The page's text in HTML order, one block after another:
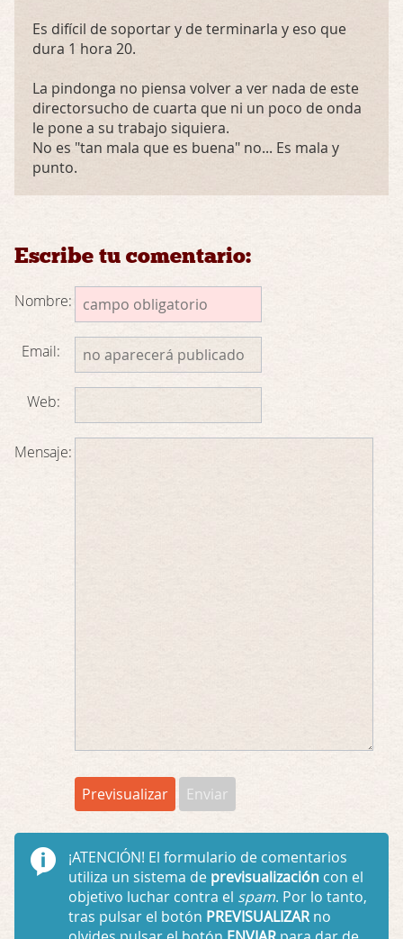
Es difícil de soportar y de terminarla y eso que
dura 1 hora 20.
La pindonga no piensa volver a ver nada de este
directorsucho de cuarta que ni un poco de onda
le pone a su trabajo siquiera.
No es "tan mala que es buena" no... Es mala y
punto.
Escribe tu comentario:
Nombre:
Email:
Web:
Mensaje:
¡ATENCIÓN! El formulario de comentarios
utiliza un sistema de previsualizacióncon el
objetivo luchar contra el spam. Por lo tanto,
tras pulsar el botón PREVISUALIZARno